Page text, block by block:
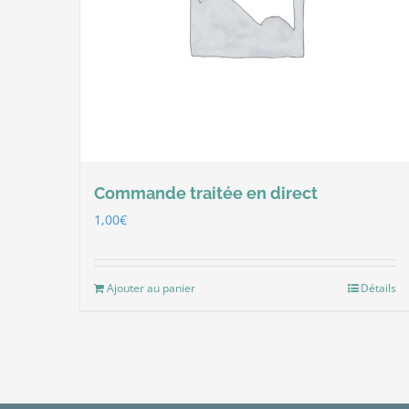
Commande traitée en direct
1,00€
Ajouter au panier Détails